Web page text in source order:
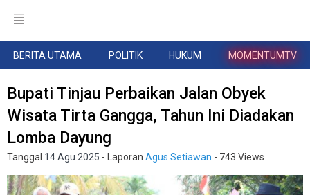
BERITA UTAMA POLITIK HUKUM MOMENTUMTV
Bupati Tinjau Perbaikan Jalan Obyek
Wisata Tirta Gangga, Tahun Ini Diadakan
Lomba Dayung
Tanggal 14 Agu 2025 - Laporan Agus Setiawan - 743 Views